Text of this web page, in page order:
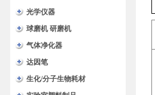
光学仪器
球磨机 研磨机
气体净化器
达因笔
生化/分子生物耗材